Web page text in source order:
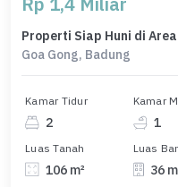
Properti Siap Huni di Area
Goa Gong, Badung
Kamar Tidur
2
Kamar
1
Luas Tanah
106 m²
Luas
36